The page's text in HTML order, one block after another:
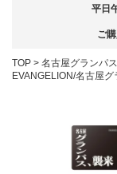
平日
ご
TOP 名古屋グランパス
EVANGELION/名古屋